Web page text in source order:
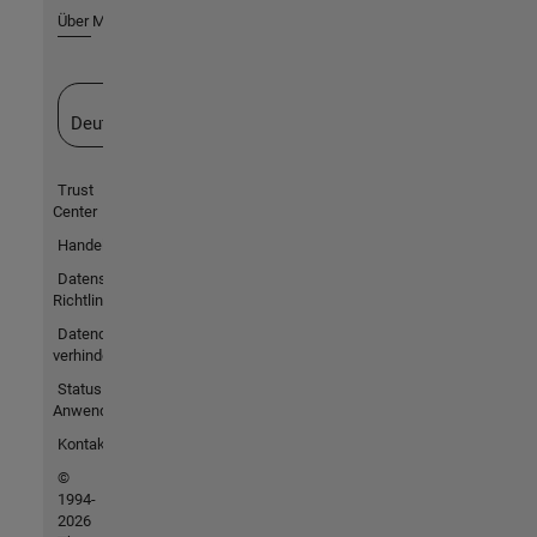
Über MathWorks
Deutschland
Trust
Center
Handelsmarken
Datenschutz-
Richtlinien
Datendiebstahl
verhindern
Status von
Anwendungen
Kontakt
©
1994-
2026